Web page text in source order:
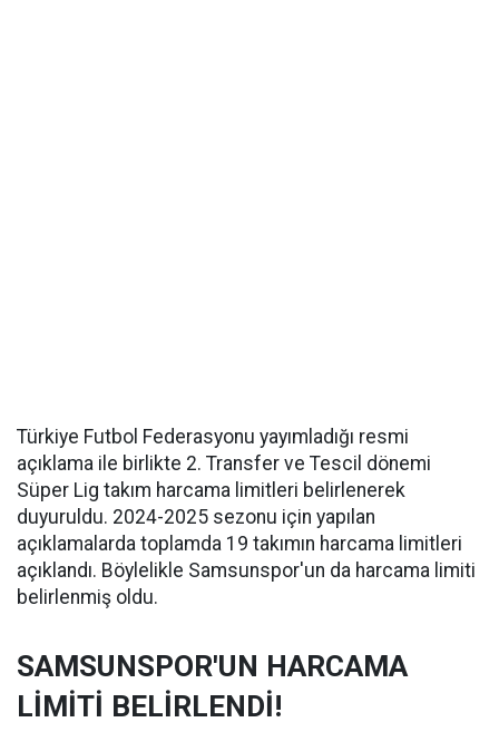
Türkiye Futbol Federasyonu yayımladığı resmi
açıklama ile birlikte 2. Transfer ve Tescil dönemi
Süper Lig takım harcama limitleri belirlenerek
duyuruldu. 2024-2025 sezonu için yapılan
açıklamalarda toplamda 19 takımın harcama limitleri
açıklandı. Böylelikle Samsunspor'un da harcama limiti
belirlenmiş oldu.
SAMSUNSPOR'UN HARCAMA
LİMİTİ BELİRLENDİ!